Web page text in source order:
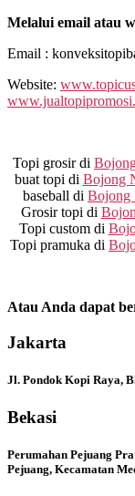
Melalui email atau
Email :
Website:
Topi grosir di
buat topi di Bojong
baseball di Bojong
Grosir topi di
Topi custom di
Topi pramuka di
Atau Anda dapat
Jakarta
Jl. Pondok Kopi Raya,
Bekasi
Perumahan Pejuang
Pejuang, Kecamatan